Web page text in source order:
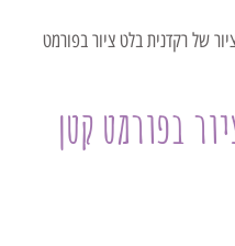
של רקדנית בלט ציור בפורמט
בפורמט קטן